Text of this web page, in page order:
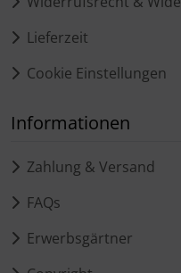
Lieferzeit
Cookie Einstellungen
Informationen
Zahlung & Versand
FAQs
Erwerbsgärtner